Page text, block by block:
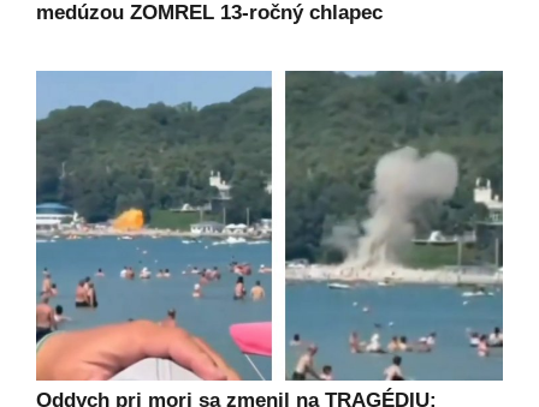
medúzou ZOMREL 13-ročný chlapec
Oddych pri mori sa zmenil na TRAGÉDIU: